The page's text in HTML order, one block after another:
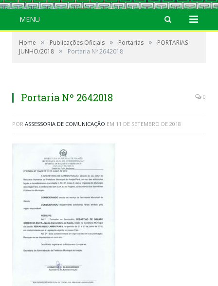
MENU
Home » Publicações Oficiais » Portarias »
PORTARIAS
JUNHO/2018 » Portaria Nº 2642018
Portaria Nº 2642018 0
POR ASSESSORIA DE COMUNICAÇÃO EM 11 DE SETEMBRO DE 2018